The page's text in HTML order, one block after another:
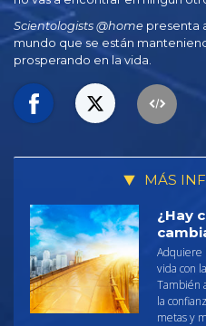
Scientologists @home presenta
mundo que se están
prosperando en la vida.
MÁS
¿Hay
Adquiere
vida con
También
la
metas y